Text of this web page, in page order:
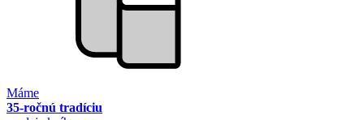
Máme
35-ročnú tradíciu